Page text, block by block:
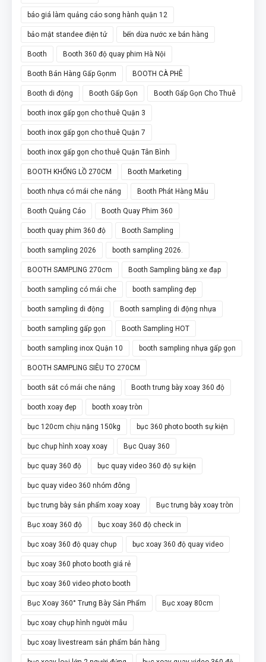
báo giá làm quảng cáo song hành quận 12
bảo mật standee điện tử bến dừa nước xe bán hàng
Booth Booth 360 độ quay phim Hà Nội
Booth Bán Hàng Gấp Gọnm BOOTH CÀ PHÊ
Booth di động Booth Gấp Gọn Booth Gấp Gọn Cho Thuê
booth inox gấp gọn cho thuê Quận 3
booth inox gấp gọn cho thuê Quận 7
booth inox gấp gọn cho thuê Quận Tân Bình
BOOTH KHỔNG LỒ 270CM Booth Marketing
booth nhựa có mái che nắng Booth Phát Hàng Mẫu
Booth Quảng Cáo Booth Quay Phim 360
booth quay phim 360 độ Booth Sampling
booth sampling 2026 booth sampling 2026.
BOOTH SAMPLING 270cm Booth Sampling bằng xe đạp
booth sampling có mái che booth sampling đẹp
booth sampling di động Booth sampling di động nhựa
booth sampling gấp gọn Booth Sampling HOT
booth sampling inox Quận 10 booth sampling nhựa gấp gọn
BOOTH SAMPLING SIÊU TO 270CM
booth sắt có mái che nắng Booth trưng bày xoay 360 độ
booth xoay đẹp booth xoay tròn
bục 120cm chịu nặng 150kg bục 360 photo booth sự kiện
bục chụp hình xoay xoay Bục Quay 360
bục quay 360 độ bục quay video 360 độ sự kiện
bục quay video 360 nhóm đông
bục trưng bày sản phẩm xoay xoay Bục trưng bày xoay tròn
Bục xoay 360 độ bục xoay 360 độ check in
bục xoay 360 độ quay chụp bục xoay 360 độ quay video
bục xoay 360 photo booth giá rẻ
bục xoay 360 video photo booth
Bục Xoay 360° Trưng Bày Sản Phẩm Bục xoay 80cm
bục xoay chụp hình người mẫu
bục xoay livestream sản phẩm bán hàng